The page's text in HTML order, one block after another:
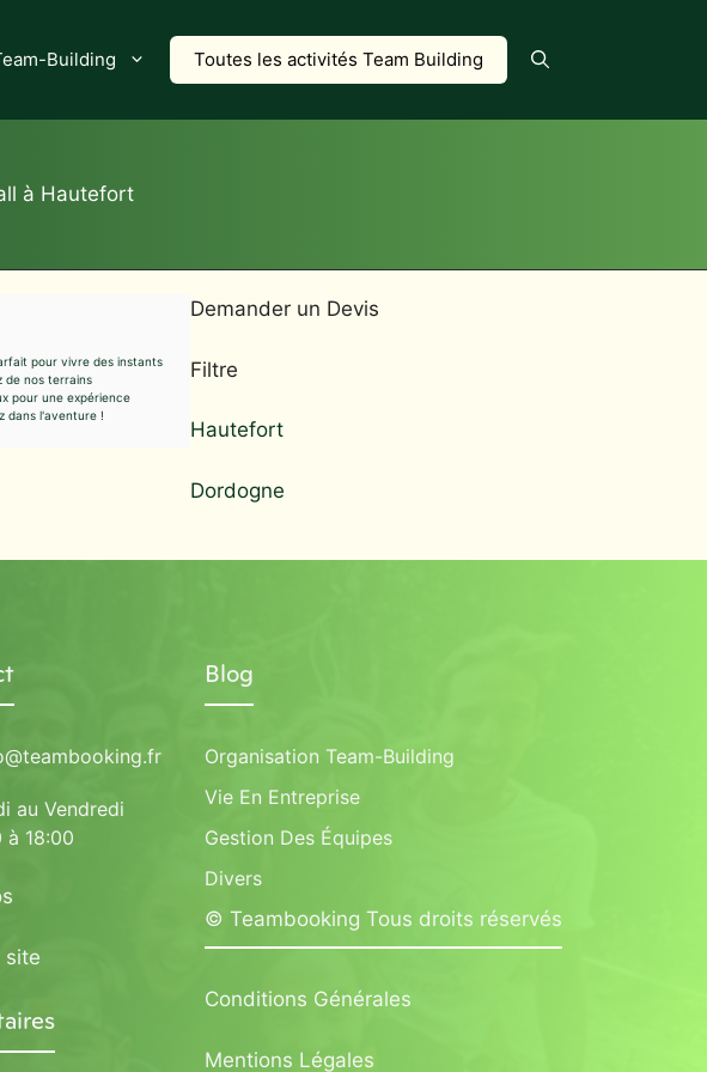
Building Toutes les activités Team Building
à Hautefort
pour vivre des instants
de nos terrains
pour une expérience
dans l'aventure !
Demander un Devis
Filtre
Hautefort
Dordogne
au Vendredi
à 18:00
site
Blog
Organisation Team-Building
Vie En Entreprise
Gestion Des Équipes
Divers
© Teambooking Tous droits réservés
Conditions Générales
Mentions Légales